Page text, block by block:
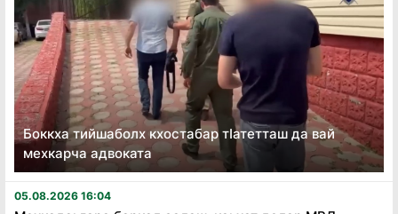
Боккха тийшаболх кхостабар тӏатетташ да вай
мехкарча адвоката
05.08.2026 16:04